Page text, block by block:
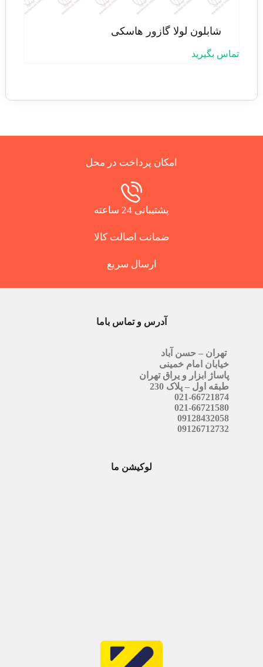
شابلون لولا گازور هاسکی
تماس بگیرید
امکان پرداخت در محل
پشتیبانی 24 ساعته
ضمانت اصالت کالا
ارسال سریع
آدرس و تماس باما
تهران – حسن آباد
خیابان امام خمینی
پاساژ ابزار و یراق تهران
طبقه اول – پلاک 230
021-66721874
021-66721580
09128432058
09126712732
لوکیشن ما